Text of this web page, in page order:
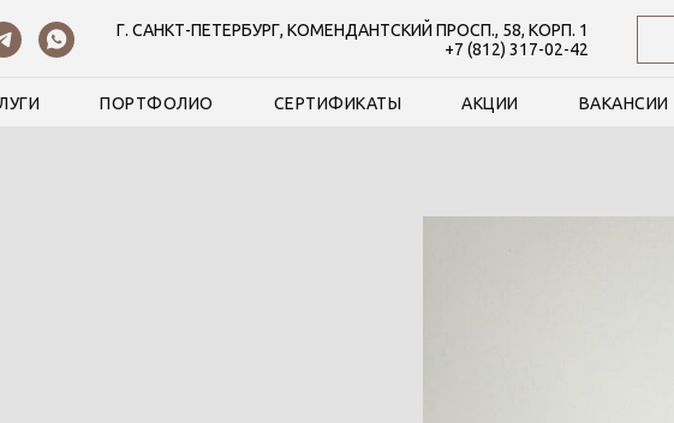
Г. САНКТ-ПЕТЕРБУРГ, КОМЕНДАНТСКИЙ ПРОСП., 58, КОРП. 1
+7 (812) 317-02-42
ПОРТФОЛИО СЕРТИФИКАТЫ АКЦИИ ВАКАНСИИ